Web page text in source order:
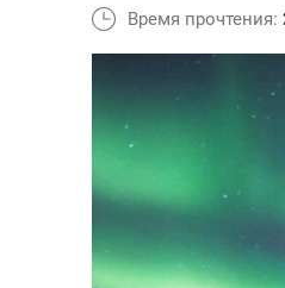
Время прочтения: